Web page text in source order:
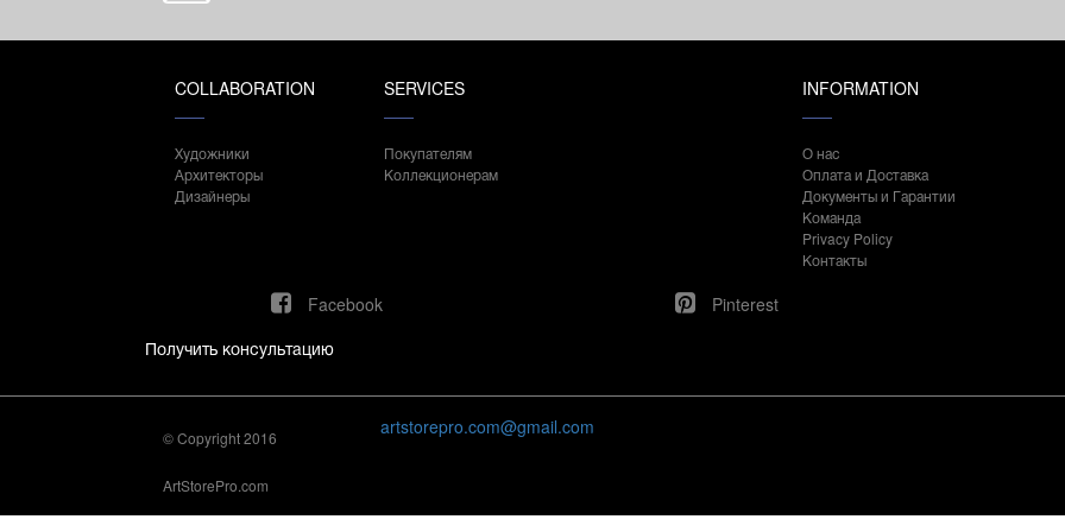
COLLABORATION
Художники
Архитекторы
Дизайнеры
SERVICES
Покупателям
Коллекционерам
INFORMATION
О нас
Оплата и Доставка
Документы и Гарантии
Команда
Privacy Policy
Контакты
Facebook Pinterest
Получить консультацию
© Copyright 2016
ArtStorePro.com
artstorepro.com@gmail.com
Нашли ошибку /